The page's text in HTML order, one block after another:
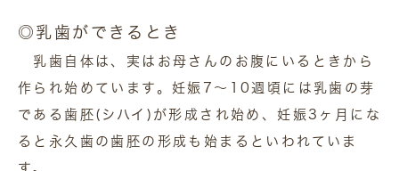
◎乳歯ができるとき
乳歯自体は、実はお母さんのお腹にいるときから
作られ始めています。妊娠7～10週頃には乳歯の芽
である歯胚(シハイ)が形成され始め、妊娠3ヶ月にな
ると永久歯の歯胚の形成も始まるといわれていま
す。